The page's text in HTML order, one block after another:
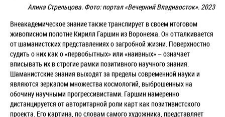
Алина Стрельцова. Фото: портал«Вечерний Владивосток». 2023
Внеакадемическое знание также транслирует в своем итоговом
живописном полотне Кирилл Гаршин из Воронежа. Он отталкивается
от шаманистских представлениях о загробной жизни. Поверхностно
судить о них как о «первобытных» или «наивных» – означает
вписывать их в строгие рамки позитивного научного знания.
Шаманистские знания выходят за пределы современной науки и
являются зеркалом множества космологий, выброшенных на
обочину научными прогрессивистами. Гаршин намеренно
дистанцируется от авторитарной роли карт как позитивистского
проекта. Его картина, по словам самого художника, представляет